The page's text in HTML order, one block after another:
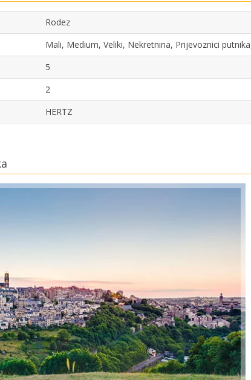
Rodez
Mali, Medium, Veliki, Nekretnina, Prijevoznici
5
2
HERTZ